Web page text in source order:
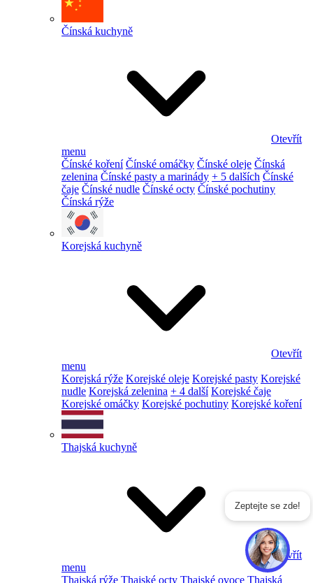
Čínská kuchyně
Otevřít
menu
Čínské koření Čínské omáčky Čínské oleje Čínská
zelenina Čínské pasty a marinády + 5 dalších Čínské
čaje Čínské nudle Čínské octy Čínské pochutiny
Čínská rýže
Korejská kuchyně
Otevřít
menu
Korejská rýže Korejské oleje Korejské pasty Korejské
nudle Korejská zelenina + 4 další Korejské čaje
Korejské omáčky Korejské pochutiny Korejské koření
Thajská kuchyně
Otevřít
menu
Thajská rýže Thajské octy Thajské ovoce Thajská
Zeptejte se zde!